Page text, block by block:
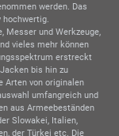
werden. Das
Messer und Werkzeuge,
vieles mehr können
erstreckt
bis hin zu
Arten von originalen
umfangreich und
aus Armeebeständen
Slowakei, Italien,
der Türkei etc. Die